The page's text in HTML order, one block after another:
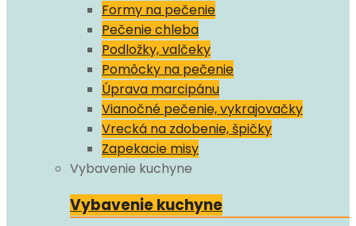
Formy na pečenie
Pečenie chleba
Podložky, valčeky
Pomôcky na pečenie
Úprava marcipánu
Vianočné pečenie, vykrajovačky
Vrecká na zdobenie, špičky
Zapekacie misy
Vybavenie kuchyne
Vybavenie kuchyne